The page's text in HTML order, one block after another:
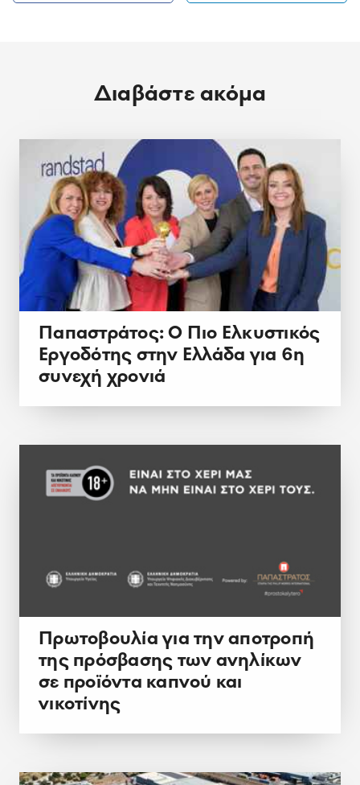
Διαβάστε ακόμα
Παπαστράτος: Ο Πιο Ελκυστικός
Εργοδότης στην Ελλάδα για 6η
συνεχή χρονιά
Πρωτοβουλία για την αποτροπή
της πρόσβασης των ανηλίκων
σε προϊόντα καπνού και
νικοτίνης